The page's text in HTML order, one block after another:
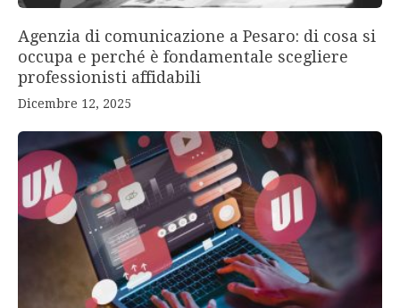
Agenzia di comunicazione a Pesaro: di cosa si
occupa e perché è fondamentale scegliere
professionisti affidabili
Dicembre 12, 2025